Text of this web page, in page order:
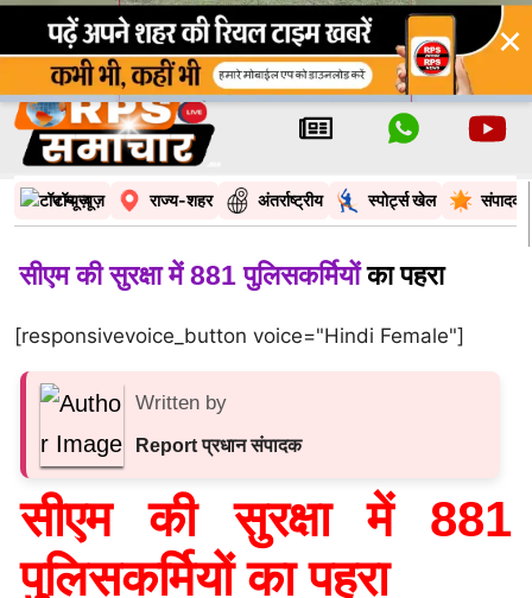
×
टॉप न्यूज़ राज्य-शहर अंतर्राष्ट्रीय स्पोर्ट्स खेल
सीएम की सुरक्षा में 881 पुलिसकर्मियोंका पहरा
[responsivevoice_button voice="Hindi Female"]
Written by
Report प्रधान संपादक
सीएम की सुरक्षा में 881
पुलिसकर्मियों का पहरा